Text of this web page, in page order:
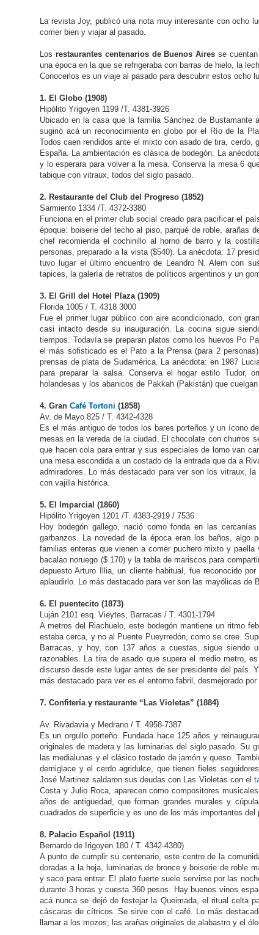
La revista Joy, publicó una nota muy interesante con ocho
comer bien y viajar al pasado.
Los restaurantes centenarios de Buenos Aires se
una época en la que se refrigeraba con barras de hielo, la
Conocerlos es un viaje al pasado para descubrir estos ocho
1. El Globo (1908)
Hipólito Yrigoyen 1199 /T. 4381-3926
Ubicado en la casa que la familia Sánchez de Bustamante
sugirió acá un reconocimiento en globo por el Río de la
Todos caen rendidos ante el mixto con asado de tira,
España. La ambientación es clásica de bodegón. La
y lo esperara para volver a la mesa. Conserva la mesa 6
tabique con vitraux, todos del siglo pasado.
2. Restaurante del Club del Progreso (1852)
Sarmiento 1334 /T. 4372-3380
Funciona en el primer club social creado para pacificar el
époque: boiserie del techo al piso, parqué de roble, arañas
chef recomienda el cochinillo al horno de barro y la
personas, preparado a la vista ($540). La anécdota: 17
tuvo lugar el último encuentro de Leandro N. Alem con
tapices, la galería de retratos de políticos argentinos y un
3. El Grill del Hotel Plaza (1909)
Florida 1005 / T. 4318 3000
Fue el primer lugar público con aire acondicionado, con
casi intacto desde su inauguración. La cocina sigue
tiempos. Todavía se preparan platos como los huevos Po
el más sofisticado es el Pato a la Prensa (para 2
prensas de plata de Sudamérica. La anécdota: en 1987
para preparar la salsa. Conserva el hogar estilo Tudor,
holandesas y los abanicos de Pakkah (Pakistán) que
4. Gran Café Tortoni (1858)
Av. de Mayo 825 / T. 4342-4328
Es el más antiguo de todos los bares porteños y un ícono
mesas en la vereda de la ciudad. El chocolate con churros
que hacen cola para entrar y sus especiales de lomo van
una mesa escondida a un costado de la entrada que da a
admiradores. Lo más destacado para ver son los vitraux,
con vajilla histórica.
5. El Imparcial (1860)
Hipólito Yrigoyen 1201 /T. 4383-2919 / 7536
Hoy bodegón gallego, nació como fonda en las
garbanzos. La novedad de la época eran los baños,
familias enteras que vienen a comer puchero mixto y
bacalao noruego ($ 170) y la tabla de mariscos para
depuesto Arturo Illia, un cliente habitual, fue reconocido
aplaudirlo. Lo más destacado para ver son las mayólicas de
6. El puentecito (1873)
Luján 2101 esq. Vieytes, Barracas / T. 4301-1794
A metros del Riachuelo, este bodegón mantiene un ritmo
estaba cerca, y no al Puente Pueyrredón, como se cree.
Barracas, y hoy, con 137 años a cuestas, sigue siendo
razonables. La tira de asado que supera el medio metro,
discurso desde este lugar antes de ser presidente del país.
más destacado para ver es el entorno fabril, desmejorado
7. Confitería y restaurante “Las Violetas” (1884)
Av. Rivadavia y Medrano / T. 4958-7387
Es un orgullo porteño. Fundada hace 125 años y
originales de madera y las luminarias del siglo pasado. Su
las medialunas y el clásico tostado de jamón y queso.
demiglace y el cerdo agridulce, que tienen fieles
José Martinez saldaron sus deudas con Las Violetas con el
Costa y Julio Roca, aparecen como compositores
años de antigüedad, que forman grandes murales y
cuadrados de superficie y es uno de los más importantes del
8. Palacio Español (1911)
Bernardo de Irigoyen 180 / T. 4342-4380)
A punto de cumplir su centenario, este centro de la
doradas a la hoja, luminarias de bronce y boiserie de roble
y saco para entrar. El plato fuerte suele servirse por las
durante 3 horas y cuesta 360 pesos. Hay buenos vinos
acá nunca se dejó de festejar la Queimada, el ritual celta
cáscaras de cítricos. Se sirve con el café. Lo más
llamar a los mozos; las arañas originales de alabastro y el